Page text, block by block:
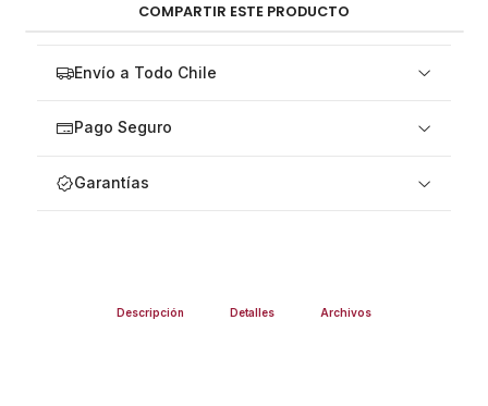
COMPARTIR ESTE PRODUCTO
Envío a Todo Chile
Pago Seguro
Garantías
Descripción Detalles Archivos